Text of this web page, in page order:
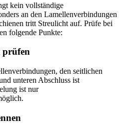
kein vollständige
an den Lamellenverbindungen
tritt Streulicht auf. Prüfe bei
folgende Punkte:
prüfen
den seitlichen
unteren Abschluss ist
ist nur